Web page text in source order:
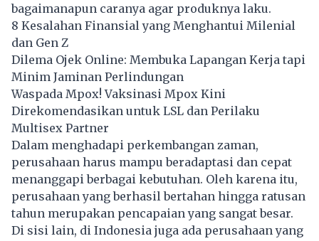
bagaimanapun caranya agar produknya laku.
8 Kesalahan Finansial yang Menghantui Milenial
dan Gen Z
Dilema Ojek Online: Membuka Lapangan Kerja tapi
Minim Jaminan Perlindungan
Waspada Mpox! Vaksinasi Mpox Kini
Direkomendasikan untuk LSL dan Perilaku
Multisex Partner
Dalam menghadapi perkembangan zaman,
perusahaan harus mampu beradaptasi dan cepat
menanggapi berbagai kebutuhan. Oleh karena itu,
perusahaan yang berhasil bertahan hingga ratusan
tahun merupakan pencapaian yang sangat besar.
Di sisi lain, di Indonesia juga ada perusahaan yang